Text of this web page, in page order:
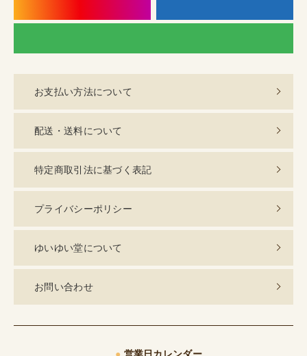
お支払い方法について
配送・送料について
特定商取引法に基づく表記
プライバシーポリシー
ゆいゆい堂について
お問い合わせ